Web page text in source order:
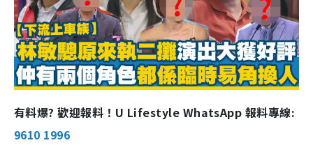
有料爆? 歡迎報料！U Lifestyle WhatsApp 報料專線:
9610 1996